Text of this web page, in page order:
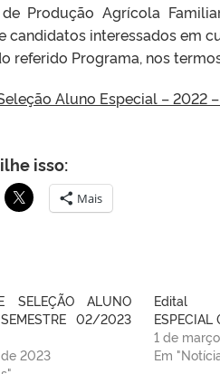
Produção Agrícola
candidatos interessados em
referido Programa, nos
Aluno Especial – 2022
isso:
Mais
SELEÇÃO ALUNO
02/2023
2023
Edital
1 de
Em